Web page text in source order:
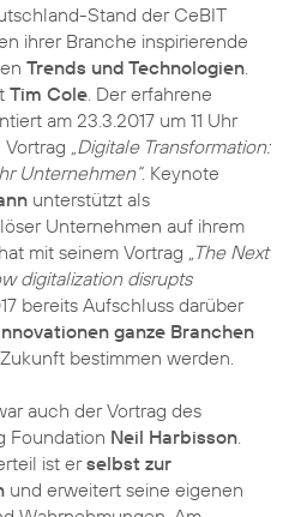
Stand der CeBIT
ihrer Branche inspirierende
Trends und Technologien
Tim Cole . Der erfahrene
am 23.3.2017 um 11 Uhr
Vortrag „Digitale Transformation:
Unternehmen“. Keynote
unterstützt als
Unternehmen auf ihrem
mit seinem Vortrag „The Next
digitalization disrupts
bereits Aufschluss darüber
ganze Branchen
bestimmen werden.
auch der Vortrag des
Foundation Neil Harbisson
ist erselbst zur
und erweitert seine eigenen